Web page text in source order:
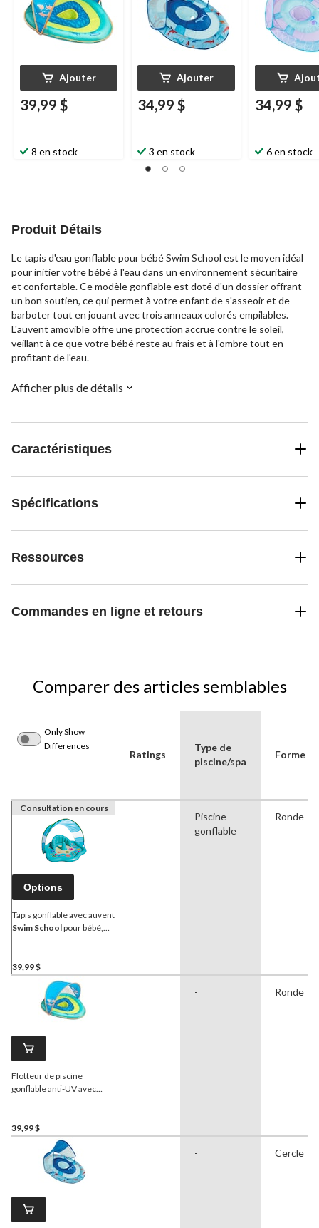
Ajouter
39,99 $
8 en stock
Ajouter
34,99 $
3 en stock
34,99 $
6 en stock
Produit Détails
Le tapis d'eau gonflable pour bébé Swim School est le moyen idéal
pour initier votre bébé à l'eau dans un environnement sécuritaire
et confortable. Ce modèle gonflable est doté d'un dossier offrant
un bon soutien, ce qui permet à votre enfant de s'asseoir et de
barboter tout en jouant avec trois anneaux colorés empilables.
L'auvent amovible offre une protection accrue contre le soleil,
veillant à ce que votre bébé reste au frais et à l'ombre tout en
profitant de l'eau.
Afficher plus de détails
Caractéristiques
Spécifications
Ressources
Commandes en ligne et retours
Comparer des articles semblables
Only Show
Differences
Ratings
Type de
piscine/spa
Forme
Consultation en cours
Options
Tapis gonflable avec auvent
Swim Schoolpour bébé,
39,99 $
Piscine
gonflable
Ronde
Flotteur de piscine
gonflable anti-UV avec
bleu, 6 à 24 mois
39,99 $
- Ronde
- Cercle